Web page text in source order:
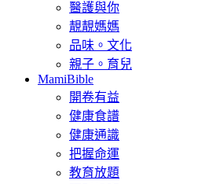
醫護與你
靚靚媽媽
品味。文化
親子。育兒
MamiBible
開卷有益
健康食譜
健康通識
把握命運
教育放題